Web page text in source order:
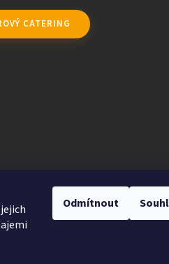
Odmítnout
CATERING